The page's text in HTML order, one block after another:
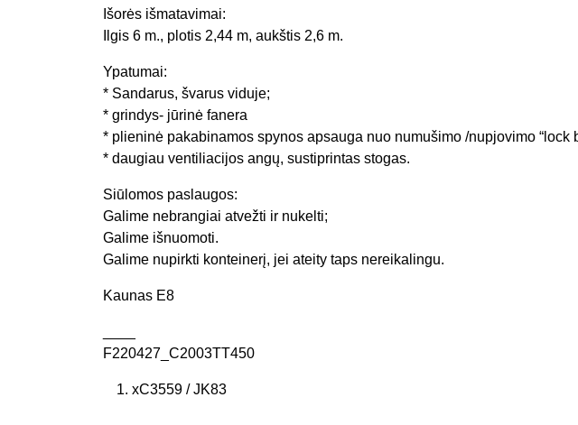
Išorės išmatavimai:
Ilgis 6 m., plotis 2,44 m, aukštis 2,6 m.
Ypatumai:
* Sandarus, švarus viduje;
* grindys- jūrinė fanera
* plieninė pakabinamos spynos apsauga nuo numušimo /nupjovimo “lock
* daugiau ventiliacijos angų, sustiprintas stogas.
Siūlomos paslaugos:
Galime nebrangiai atvežti ir nukelti;
Galime išnuomoti.
Galime nupirkti konteinerį, jei ateity taps nereikalingu.
Kaunas E8
F220427_C2003TT450
xC3559 / JK83